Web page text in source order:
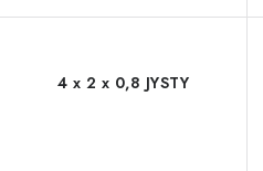
4 x 2 x 0,8 JYSTY